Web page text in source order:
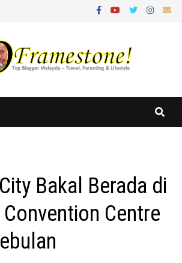
Bakal Berada di
Centre